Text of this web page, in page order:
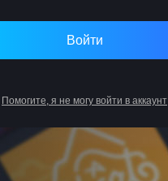
Войти
Помогите, я не могу войти в аккаунт